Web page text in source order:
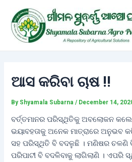
content
ଆସ କରିବା ଚାଷ !!
By Shyamala Subarna/ December 14,
ବର୍ତ୍ତମାନର ପରିସ୍ଥିତିକୁ ଅବଲୋକନ
ଭୟାବହତାକୁ ଅନେକ ମାତ୍ରାରେ ଅନୁଭବ
ସହ ପରିସ୍ଥିତି ବି ବଦଳୁଛି । ମଣିଷର ଚଳଣି
ପରିପାଟୀ ବି ବଦଳିବାକୁ ଲାଗିଲାଣି ।
navigation